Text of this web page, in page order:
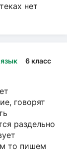
нет
6 класс
говорят
раздельно
то пишем